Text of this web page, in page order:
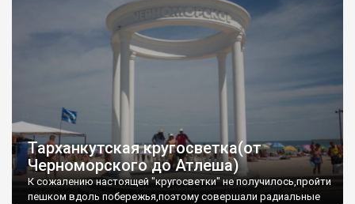
Тарханкутская кругосветка(от
Черноморского до Атлеша)
К сожалению настоящей "кругосветки" не получилось,пройти
пешком вдоль побережья,поэтому совершали радиальные